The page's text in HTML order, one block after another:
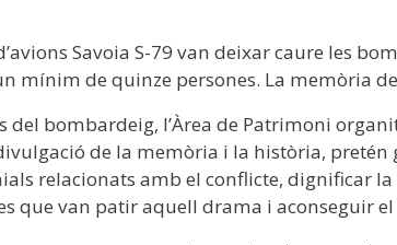
Savoia S-79 van deixar caure les
mínim de quinze persones. La memòria
del bombardeig, l’Àrea de Patrimoni
de la memòria i la història,
relacionats amb el conflicte, dignificar
que van patir aquell drama i aconseguir